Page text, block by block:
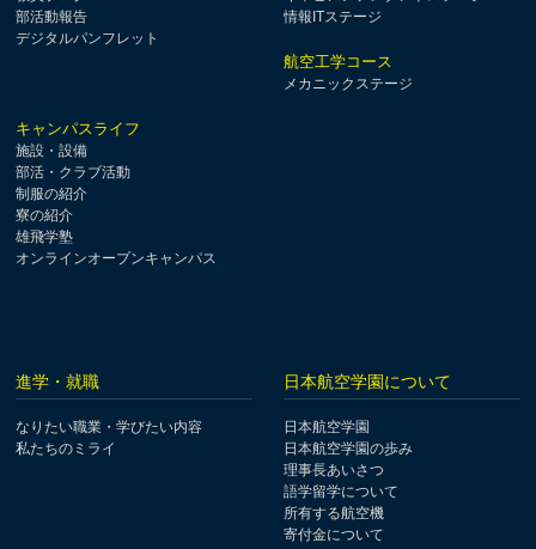
部活動報告
デジタルパンフレット
情報ITステージ
航空工学コース
メカニックステージ
キャンパスライフ
施設・設備
部活・クラブ活動
制服の紹介
寮の紹介
雄飛学塾
オンラインオープンキャンパス
進学・就職
なりたい職業・学びたい内容
私たちのミライ
日本航空学園について
日本航空学園
日本航空学園の歩み
理事長あいさつ
語学留学について
所有する航空機
寄付金について